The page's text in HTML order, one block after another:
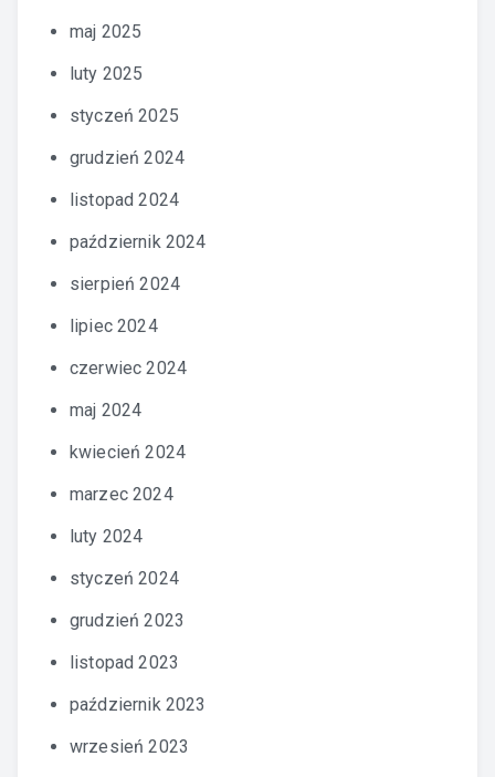
maj 2025
luty 2025
styczeń 2025
grudzień 2024
listopad 2024
październik 2024
sierpień 2024
lipiec 2024
czerwiec 2024
maj 2024
kwiecień 2024
marzec 2024
luty 2024
styczeń 2024
grudzień 2023
listopad 2023
październik 2023
wrzesień 2023